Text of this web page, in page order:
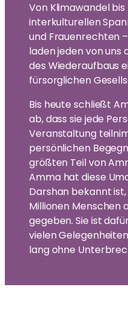
Von Klimawandel
interkulturellen
und Frauenrechten
laden jeden von uns
des Wiederaufbaus
fürsorglichen
Bis heute schließt
ab, dass sie jede
Veranstaltung
persönlichen
größten Teil von
Amma hat diese
Darshan bekannt
Millionen Menschen
gegeben. Sie ist
vielen
lang ohne